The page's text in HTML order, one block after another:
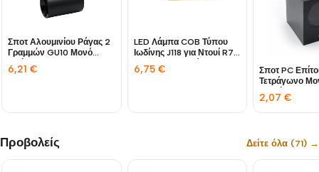
Σποτ Αλουμινίου Ράγας 2
Γραμμών GU10 Μονό
6,21 €
LED Λάμπα COB Τύπου
Ιωδίνης J118 για Ντουί R7S
6,75 €
Σποτ PC
Τετράγωνο
Κατεύθυνσης
Γραφίτης
2,07€
Προβολείς Δείτε όλα (71) →